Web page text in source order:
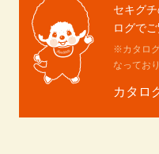
セキグ
ログで
※カタロ
なってお
カタロ